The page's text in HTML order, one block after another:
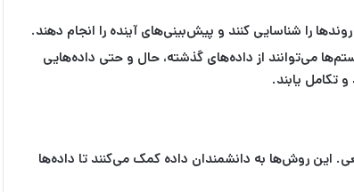
را شناسایی کنند و پیش‌بینی‌های آینده را انجام دهند.
می‌توانند از داده‌های گذشته، حال و حتی داده‌هایی
تکامل یابند.
این روش‌ها به دانشمندان داده کمک می‌کنند تا داده‌ها